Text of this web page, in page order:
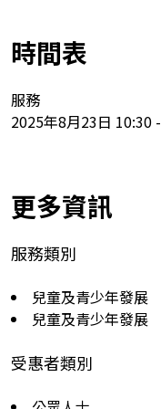
時間表
服務
2025年8月23日 10:30
更多資訊
服務類別
兒童及青少年發展
兒童及青少年發展
受惠者類別